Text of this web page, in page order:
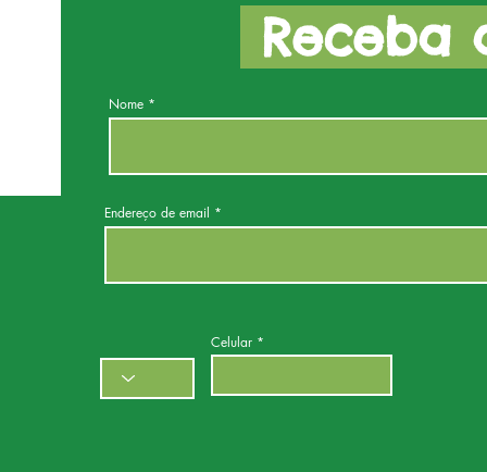
Receba
Nome
Endereço de email
Celular